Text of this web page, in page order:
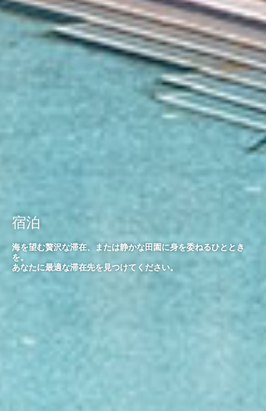
宿泊
海を望む贅沢な滞在、または静かな田園に身を委ねるひととき
を。
あなたに最適な滞在先を見つけてください。